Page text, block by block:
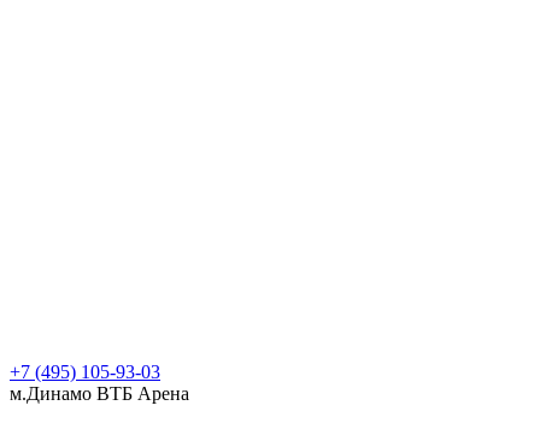
+7 (495) 105-93-03
м.Динамо ВТБ Арена